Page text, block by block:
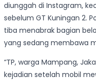
diunggah di Instagram,
sebelum GT Kuningan 2.
tiba menabrak bagian
yang sedang membawa
“TP, warga Mampang,
kejadian setelah mobil